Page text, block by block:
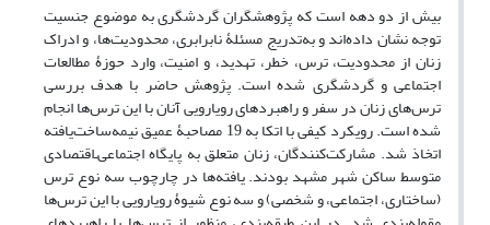
بیش از دو دهه است که پژوهشگران گردشگری به موضوع جنسیت
توجه نشان داده‌اند و به‌تدریج مسئلۀ نابرابری، محدودیت‌ها، و ادراک
زنان از محدودیت، ترس، خطر، تهدید، و امنیت، وارد حوزۀ مطالعات
اجتماعی و گردشگری شده است. پژوهش حاضر با هدف بررسی
ترس‌های زنان در سفر و راهبرد‌های رویارویی آنان با این ترس‌ها انجام
شده است. رویکرد کیفی با اتکا به 19 مصاحبۀ عمیق نیمه‌ساخت‌یافته
اتخاذ شد. مشارکت‌کنندگان، زنان متعلق به پایگاه اجتماعی‌ـ‌اقتصادی
متوسط ساکن شهر مشهد بودند. یافته‌ها در چارچوب سه نوع ترس
(ساختاری، اجتماعی، و شخصی) و سه نوع شیوۀ رویارویی با این ترس‌ها